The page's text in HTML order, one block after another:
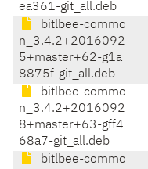
ea361-git_all.deb
bitlbee-commo
n_3.4.2+2016092
5+master+62-g1a
8875f-git_all.deb
bitlbee-commo
n_3.4.2+2016092
8+master+63-gff4
68a7-git_all.deb
bitlbee-commo